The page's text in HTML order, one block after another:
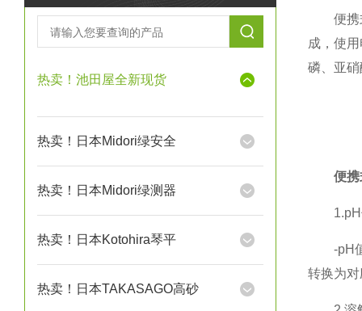
热卖！池田屋全新现货
热卖！日本Midori绿安全
热卖！日本Midori绿测器
热卖！日本Kotohira琴平
热卖！日本TAKASAGO高砂
便携式
成，使
磷、亚
便
1.pH
-pH值
转换为